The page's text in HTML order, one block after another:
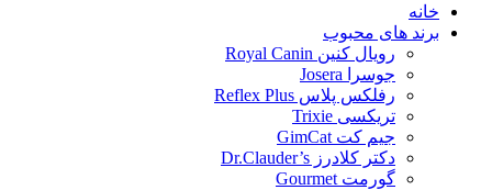
خانه
برند های محبوب
رویال کنین Royal Canin
جوسرا Josera
رفلکس پلاس Reflex Plus
تریکسی Trixie
جیم کت GimCat
دکتر کلادرز Dr.Clauder’s
گورمت Gourmet